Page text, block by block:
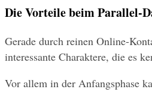
Die Vorteile beim Parallel-
Gerade durch reinen Online-
interessante Charaktere, die es
Vor allem in der Anfangsphase